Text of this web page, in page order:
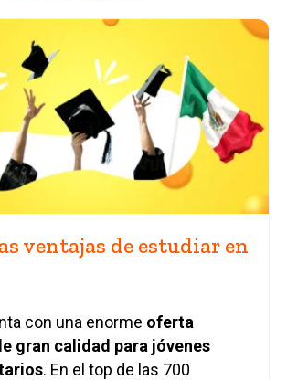
ventajas de estudiar en
con una enorme oferta
gran calidad para jóvenes
. En el top de las 700